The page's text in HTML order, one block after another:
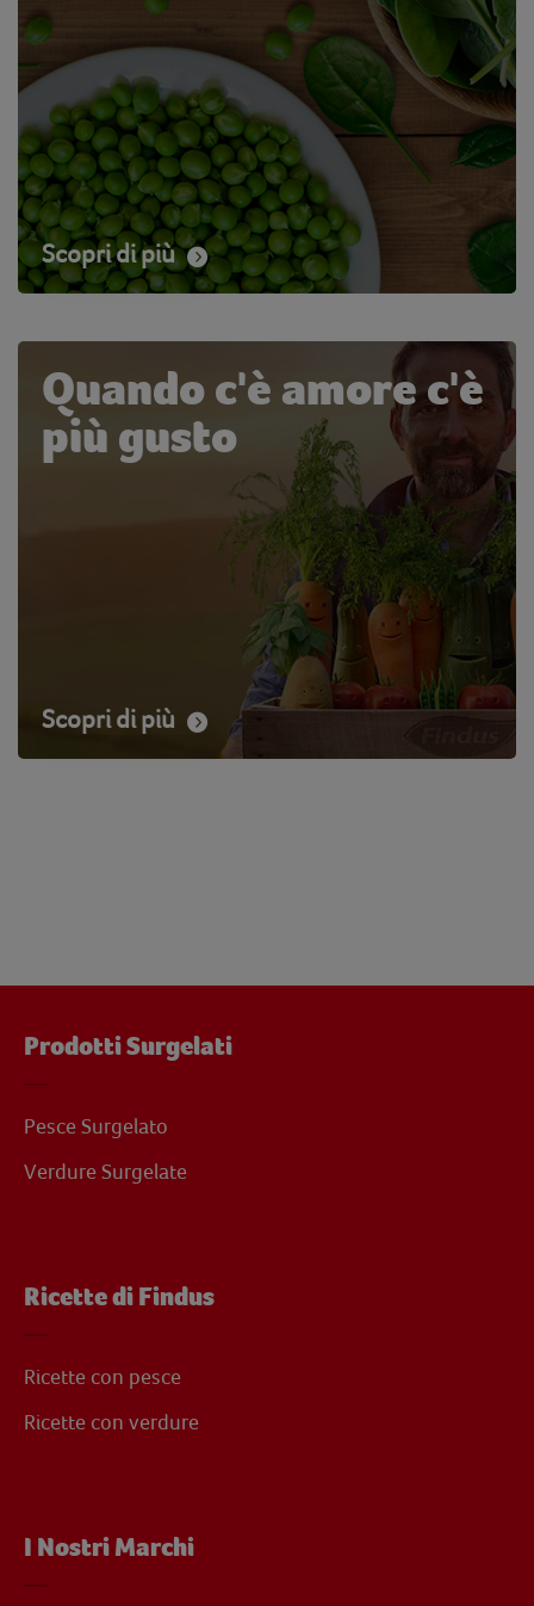
Scopri di più
Quando c'è amore c'è
più gusto
Scopri di più
Prodotti Surgelati
Pesce Surgelato
Verdure Surgelate
Ricette di Findus
Ricette con pesce
Ricette con verdure
I Nostri Marchi